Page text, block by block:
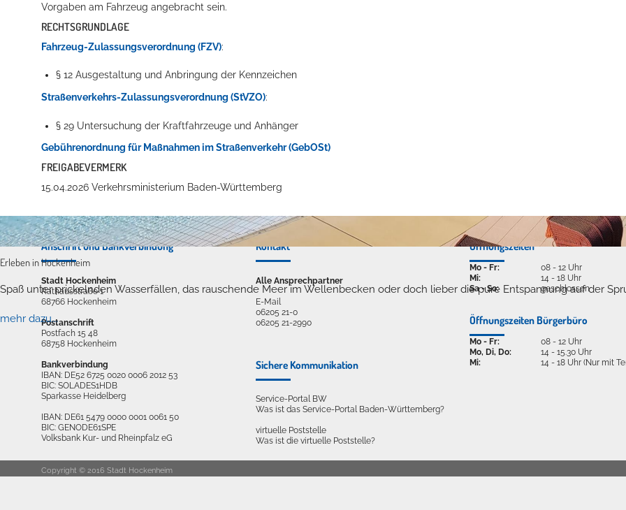
Erleben in Hockenheim
Spaß unter prickelnden Wasserfällen, das rauschende Meer im Wellenbecken oder doch lieber die pure Entspannung auf der
mehr dazu...
Vorgaben am Fahrzeug angebracht sein.
RECHTSGRUNDLAGE
Fahrzeug-Zulassungsverordnung (FZV):
§ 12 Ausgestaltung und Anbringung der Kennzeichen
Straßenverkehrs-Zulassungsverordnung (StVZO):
§ 29 Untersuchung der Kraftfahrzeuge und Anhänger
Gebührenordnung für Maßnahmen im Straßenverkehr (GebOSt)
FREIGABEVERMERK
15.04.2026 Verkehrsministerium Baden-Württemberg
Anschrift und Bankverbindung
Stadt Hockenheim
Rathausstraße 1
68766 Hockenheim
Postanschrift
Postfach 15 48
68758 Hockenheim
Bankverbindung
IBAN: DE52 6725 0020 0006 2012 53
BIC: SOLADES1HDB
Sparkasse Heidelberg
IBAN: DE61 5479 0000 0001 0061 50
BIC: GENODE61SPE
Volksbank Kur- und Rheinpfalz eG
Kontakt
Alle Ansprechpartner
E-Mail
06205 21-0
06205 21-2990
Sichere Kommunikation
Service-Portal BW
Was ist das Service-Portal Baden-Württemberg?
virtuelle Poststelle
Was ist die virtuelle Poststelle?
Öffnungszeiten
Mo - Fr:
Mi:
Sa - So:
08 - 12 Uhr
14 - 18 Uhr
geschlossen
Öffnungszeiten Bürgerbüro
Mo - Fr:
Mo, Di, Do:
Mi:
08 - 12 Uhr
14 - 15.30 Uhr
14 - 18 Uhr (Nur mit
Copyright © 2016 Stadt Hockenheim